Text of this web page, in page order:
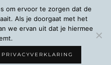
| 1020
BYpipdig
om ervoor te zorgen dat de
Als je doorgaat met het
we ervan uit dat je hiermee
PRIVACYVERKLARING